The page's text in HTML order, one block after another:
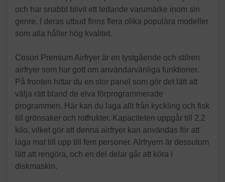
och har snabbt blivit ett ledande varumärke inom sin
genre. I deras utbud finns flera olika populära modeller
som alla håller hög kvalitet.
Cosori Premium Airfryer är en tystgående och stilren
airfryer som har gott om användarvänliga funktioner.
På fronten hittar du en stor panel som gör det lätt att
välja rätt bland de elva förprogrammerade
programmen. Här kan du laga allt från kyckling och fisk
till grönsaker och rotfrukter. Kapaciteten uppgår till 2,2
kilo, vilket gör att denna airfryer kan användas för att
laga mat till upp till fem personer. AIrfryern är dessutom
lätt att rengöra, och en del delar går att köra i
diskmaskin.